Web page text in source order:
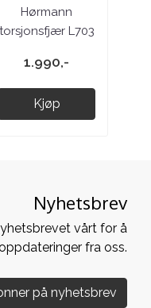
Hørmann
torsjonsfjær L703
1.990,-
Kjøp
Nyhetsbrev
vårt for å
fra oss.
på nyhetsbrev